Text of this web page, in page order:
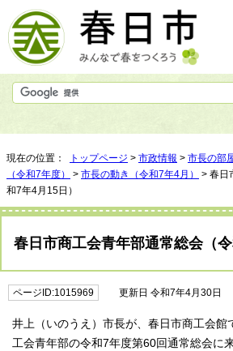
現在の位置： トップページ > 市政情報 > 市長の部
（令和7年度）
> 市長の動き（令和7年4月）
> 春日
和7年4月15日）
春日市商工会青年部通常総会（令
ページID:1015969 更新日 令和7年4月30日
井上（いのうえ）市長が、春日市商工会館
工会青年部の令和7年度第60回通常総会に